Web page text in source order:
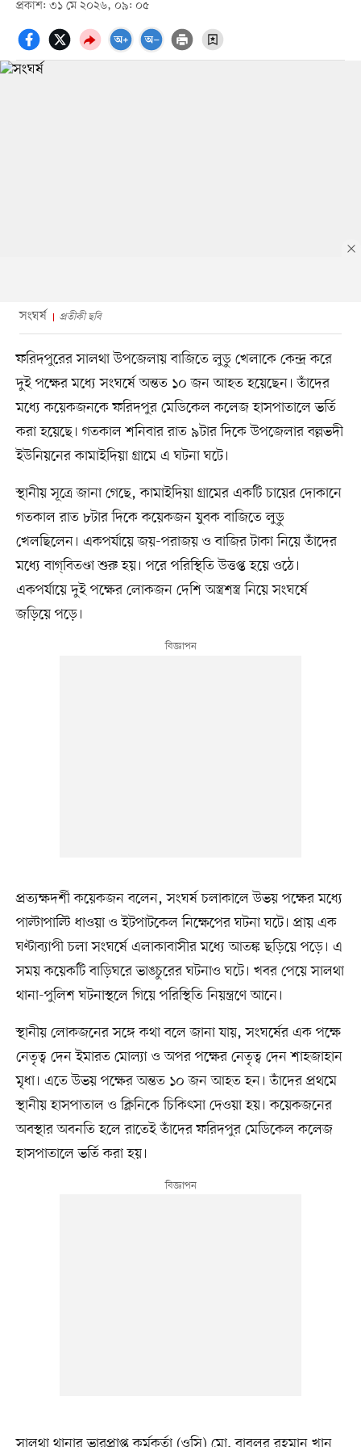
প্রকাশ: ৩১ মে ২০২৬, ০৯: ০৫
সংঘর্ষ প্রতীকী ছবি
ফরিদপুরের সালথা উপজেলায় বাজিতে লুডু খেলাকে কেন্দ্র করে
দুই পক্ষের মধ্যে সংঘর্ষে অন্তত ১০ জন আহত হয়েছেন। তাঁদের
মধ্যে কয়েকজনকে ফরিদপুর মেডিকেল কলেজ হাসপাতালে ভর্তি
করা হয়েছে। গতকাল শনিবার রাত ৯টার দিকে উপজেলার বল্লভদী
ইউনিয়নের কামাইদিয়া গ্রামে এ ঘটনা ঘটে।
স্থানীয় সূত্রে জানা গেছে, কামাইদিয়া গ্রামের একটি চায়ের দোকানে
গতকাল রাত ৮টার দিকে কয়েকজন যুবক বাজিতে লুডু
খেলছিলেন। একপর্যায়ে জয়-পরাজয় ও বাজির টাকা নিয়ে তাঁদের
মধ্যে বাগ্‌বিতণ্ডা শুরু হয়। পরে পরিস্থিতি উত্তপ্ত হয়ে ওঠে।
একপর্যায়ে দুই পক্ষের লোকজন দেশি অস্ত্রশস্ত্র নিয়ে সংঘর্ষে
জড়িয়ে পড়ে।
প্রত্যক্ষদর্শী কয়েকজন বলেন, সংঘর্ষ চলাকালে উভয় পক্ষের মধ্যে
পাল্টাপাল্টি ধাওয়া ও ইটপাটকেল নিক্ষেপের ঘটনা ঘটে। প্রায় এক
ঘণ্টাব্যাপী চলা সংঘর্ষে এলাকাবাসীর মধ্যে আতঙ্ক ছড়িয়ে পড়ে। এ
সময় কয়েকটি বাড়িঘরে ভাঙচুরের ঘটনাও ঘটে। খবর পেয়ে সালথা
থানা-পুলিশ ঘটনাস্থলে গিয়ে পরিস্থিতি নিয়ন্ত্রণে আনে।
স্থানীয় লোকজনের সঙ্গে কথা বলে জানা যায়, সংঘর্ষের এক পক্ষে
নেতৃত্ব দেন ইমারত মোল্যা ও অপর পক্ষের নেতৃত্ব দেন শাহজাহান
মৃধা। এতে উভয় পক্ষের অন্তত ১০ জন আহত হন। তাঁদের প্রথমে
স্থানীয় হাসপাতাল ও ক্লিনিকে চিকিৎসা দেওয়া হয়। কয়েকজনের
অবস্থার অবনতি হলে রাতেই তাঁদের ফরিদপুর মেডিকেল কলেজ
হাসপাতালে ভর্তি করা হয়।